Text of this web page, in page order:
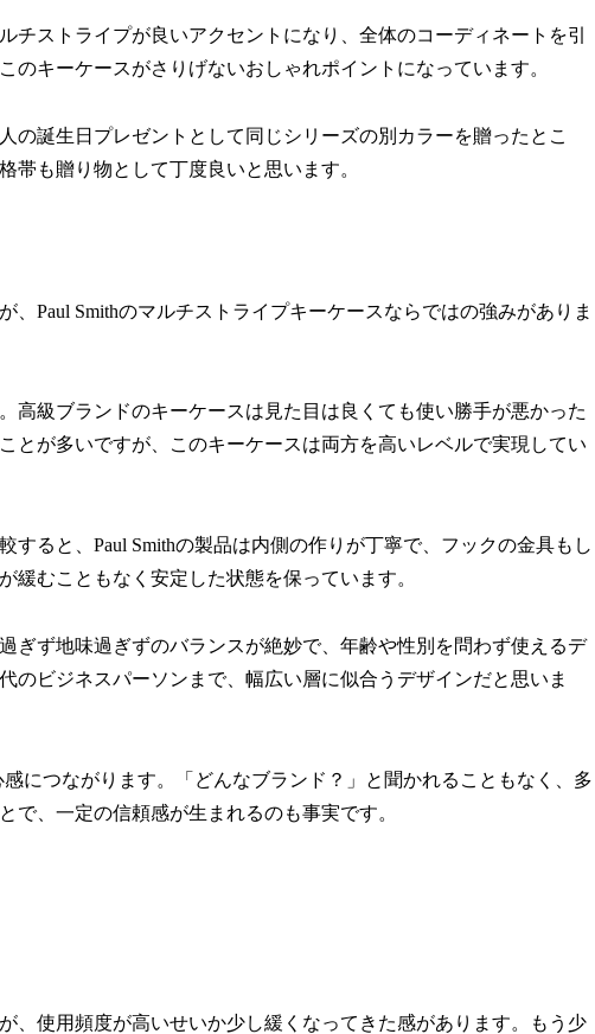
チストライプが良いアクセントになり、全体のコーディネートを引
のキーケースがさりげないおしゃれポイントになっています。
の誕生日プレゼントとして同じシリーズの別カラーを贈ったとこ
帯も贈り物として丁度良いと思います。
Paul Smithのマルチストライプキーケースならではの強みがありま
高級ブランドのキーケースは見た目は良くても使い勝手が悪かった
とが多いですが、このキーケースは両方を高いレベルで実現してい
ると、Paul Smithの製品は内側の作りが丁寧で、フックの金具もし
緩むこともなく安定した状態を保っています。
ぎず地味過ぎずのバランスが絶妙で、年齢や性別を問わず使えるデ
のビジネスパーソンまで、幅広い層に似合うデザインだと思いま
につながります。「どんなブランド？」と聞かれることもなく、多
で、一定の信頼感が生まれるのも事実です。
、使用頻度が高いせいか少し緩くなってきた感があります。もう少